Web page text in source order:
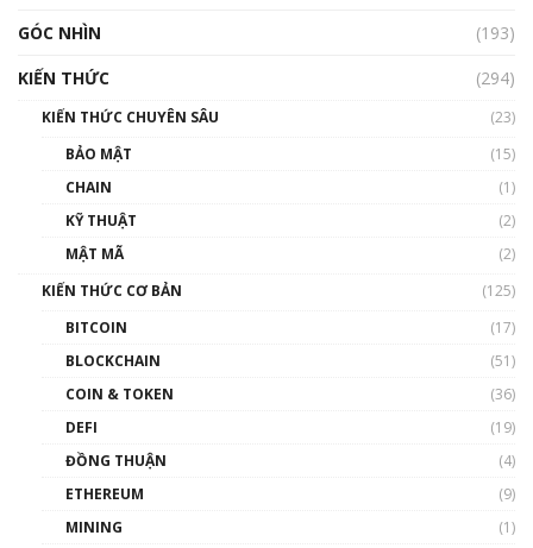
00:43:47
như thể nào?
00:39:31
Phổ cập Blockchain
GÓC NHÌN
(193)
KIẾN THỨC
(294)
KIẾN THỨC CHUYÊN SÂU
(23)
BẢO MẬT
(15)
CHAIN
(1)
KỸ THUẬT
(2)
MẬT MÃ
(2)
KIẾN THỨC CƠ BẢN
(125)
BITCOIN
(17)
BLOCKCHAIN
(51)
COIN & TOKEN
(36)
DEFI
(19)
ĐỒNG THUẬN
(4)
ETHEREUM
(9)
MINING
(1)